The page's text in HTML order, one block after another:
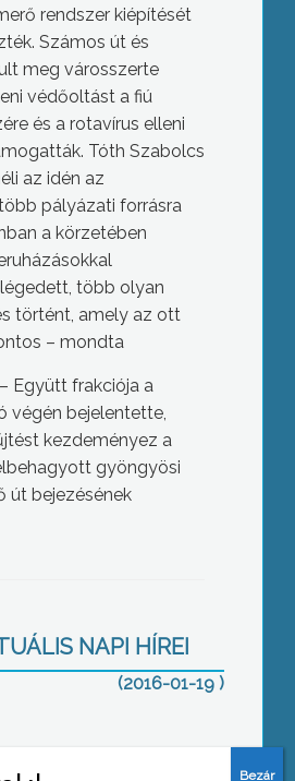
rendszer kiépítését
Számos út és
meg városszerte
védőoltást a fiú
és a rotavírus elleni
Tóth Szabolcs
az idén az
pályázati forrásra
a körzetében
több olyan
történt, amely az ott
– mondta
Együtt frakciója a
végén bejelentette,
kezdeményez a
gyöngyösi
út bejezésének
NAPI HÍREI
(2016-01-19 )